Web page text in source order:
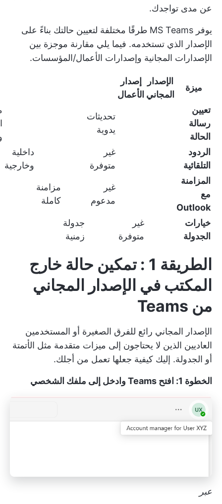
عن مدى تواجدك.
يوفر MS Teams طرقًا مختلفة لتعيين حالتك بناءً على
الإصدار الذي تستخدمه. فيما يلي مقارنة موجزة بين
الإصدارات المجانية وإصدارات الأعمال/المؤسسات.
ميزة
الإصدار
المجاني
إصدار
الأعمال
تعيين
رسالة
الحالة
تحديثات
يدوية
الردود
التلقائية
غير
متوفرة
داخلية
وخارجية
المزامنة
مع
Outlook
غير
مدعوم
مزامنة
كاملة
خيارات
الجدولة
غير
متوفرة
جدولة
زمنية
الطريقة 1 : تمكين حالة خارج
المكتب في الإصدار المجاني
من Teams
الإصدار المجاني رائع للفرق الصغيرة أو المستخدمين
العاديين الذين لا يحتاجون إلى ميزات متقدمة مثل الأتمتة
أو الجدولة. إليك كيفية جعلها تعمل من أجلك.
الخطوة 1: افتح Teams وادخل إلى ملفك الشخصي
عبر